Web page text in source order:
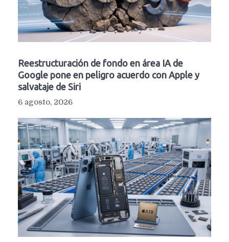
Reestructuración de fondo en área IA de
Google pone en peligro acuerdo con Apple y
salvataje de Siri
6 agosto, 2026